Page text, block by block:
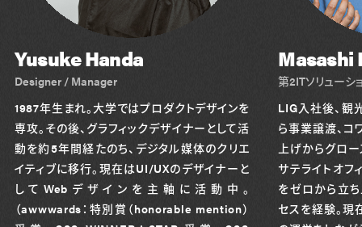
Yusuke Handa
Designer / Manager
1987年生まれ。大学ではプロダクトデザインを
専攻。その後、グラフィックデザイナーとして活
動を約5年間経たのち、デジタル媒体のクリエ
イティブに移行。現在はUI/UXのデザイナーと
してWebデザインを主軸に活動中。
（awwwards：特別賞（honorable mention）
Masashi
第2ITソリュー
LIG入社後、観
ら事業譲渡、コ
上げからグロー
サテライトオフ
をゼロから立
セスを経験。現